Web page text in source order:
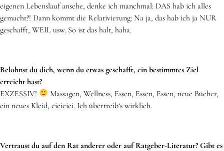
eigenen Lebenslauf ansehe, denke ich manchmal: DAS hab ich alles
gemacht?! Dann kommt die Relativierung: Na ja, das hab ich ja NUR
geschafft, WEIL usw. So ist das halt, haha.
Belohnst du dich, wenn du etwas geschafft, ein bestimmtes Ziel
erreicht hast?
EXZESSIV!
Massagen, Wellness, Essen, Essen, Essen, neue Bücher,
ein neues Kleid, eieieiei. Ich übertreib‘s wirklich.
Vertraust du auf den Rat anderer oder auf Ratgeber-Literatur? Gibt es